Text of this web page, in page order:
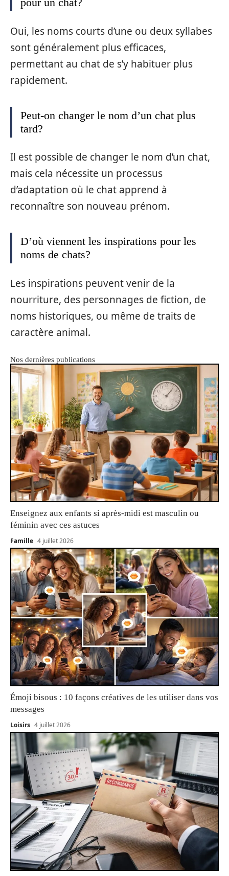
Oui, les noms courts d’une ou deux syllabes
sont généralement plus efficaces,
permettant au chat de s’y habituer plus
rapidement.
Peut-on changer le nom d’un chat plus
tard?
Il est possible de changer le nom d’un chat,
mais cela nécessite un processus
d’adaptation où le chat apprend à
reconnaître son nouveau prénom.
D’où viennent les inspirations pour les
noms de chats?
Les inspirations peuvent venir de la
nourriture, des personnages de fiction, de
noms historiques, ou même de traits de
caractère animal.
Nos dernières publications
Enseignez aux enfants si après-midi est masculin ou
féminin avec ces astuces
Famille 4 juillet 2026
Émoji bisous : 10 façons créatives de les utiliser dans vos
messages
Loisirs 4 juillet 2026